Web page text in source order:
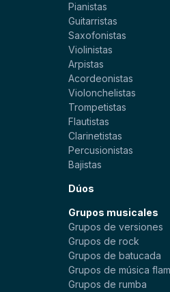
Pianistas
Guitarristas
Saxofonistas
Violinistas
Arpistas
Acordeonistas
Violonchelistas
Trompetistas
Flautistas
Clarinetistas
Percusionistas
Bajistas
Dúos
Grupos musicales
Grupos de versiones
Grupos de rock
Grupos de batucada
Grupos de música
Grupos de rumba